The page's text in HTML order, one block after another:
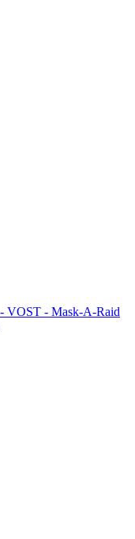
VOST - Mask-A-Raid